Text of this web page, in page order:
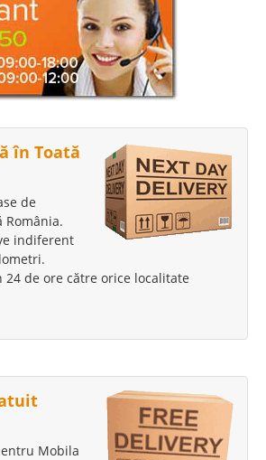
în Toată
de
România.
indiferent
24 de ore către orice localitate
Mobila